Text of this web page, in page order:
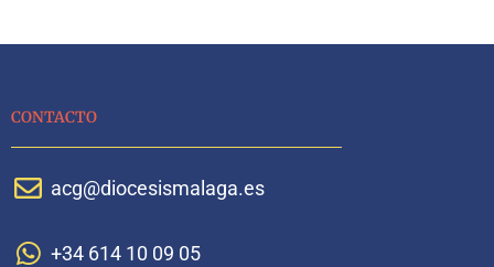
CONTACTO
acg@diocesismalaga.es
+34 614 10 09 05